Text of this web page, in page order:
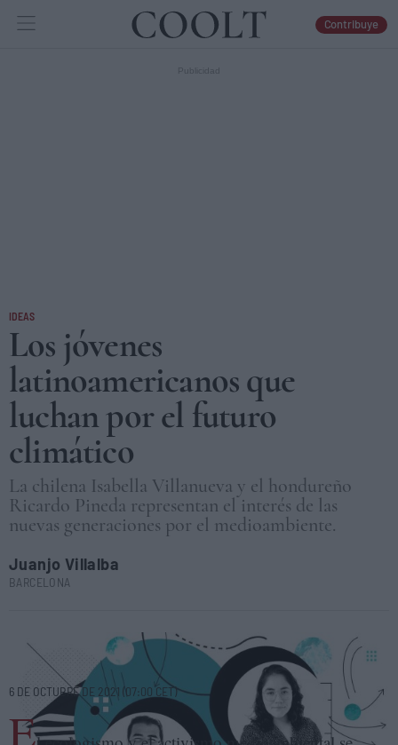
IDEAS
Contribuye
IDEAS
Los jóvenes
latinoamericanos que
luchan por el futuro
climático
La chilena Isabella Villanueva y el hondureño
Ricardo Pineda representan el interés de las
nuevas generaciones por el medioambiente.
Juanjo Villalba
BARCELONA
El hondureño Ricardo Pineda y la chilena Isabella Villanueva, jóvenes
que luchan por el futuro climático. ELENA CANTÓN
6 DE OCTUBRE DE 2021 (07:00 CET)
E